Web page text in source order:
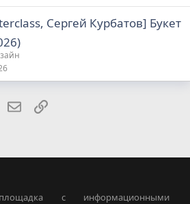
Сергей Курбатов] Букет
LinkedInЭлектронная почта
Ссылка
площадка с информационными